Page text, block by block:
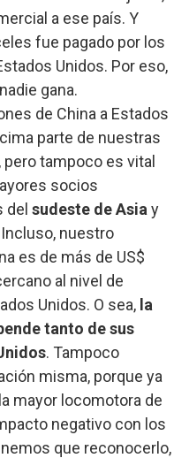
a ese país. Y
fue pagado por los
Unidos. Por eso,
gana.
de China a Estados
parte de nuestras
tampoco es vital
socios
sudeste de Asia y
Incluso, nuestro
es de más de US$
al nivel de
Unidos. O sea, la
tanto de sus
. Tampoco
misma, porque ya
mayor locomotora de
negativo con los
que reconocerlo,